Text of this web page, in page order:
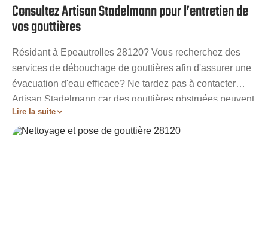
Consultez Artisan Stadelmann pour l’entretien de
vos gouttières
Résidant à Epeautrolles 28120? Vous recherchez des
services de débouchage de gouttières afin d'assurer une
évacuation d'eau efficace? Ne tardez pas à contacter
Artisan Stadelmann car des gouttières obstruées peuvent
entraîner des problèmes dans votre maison. Nous
sommes spécialisés dans le nettoyage approfondi des
Lire la suite